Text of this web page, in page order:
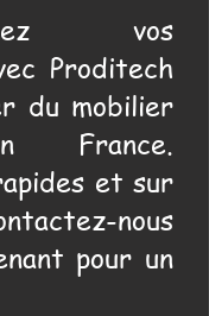
vos
Proditech
du mobilier
France.
et sur
nous
pour un